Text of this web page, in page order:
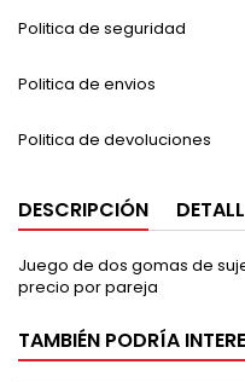
Politica de seguridad
Politica de envios
Politica de devoluciones
DESCRIPCIÓN
Juego de dos gomas de
precio por pareja
TAMBIÉN PODRÍA